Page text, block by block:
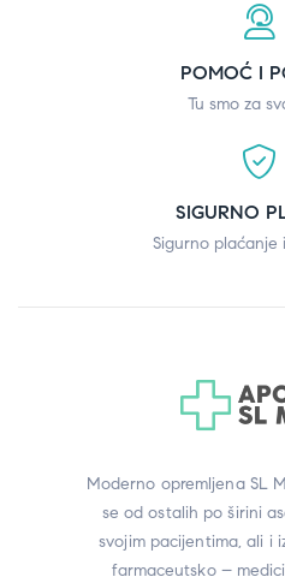
POMOĆ I
Tu smo za
SIGURNO
Sigurno plaćanje
Moderno opremljena SL
se od ostalih po širini
svojim pacijentima, ali i
farmaceutsko –